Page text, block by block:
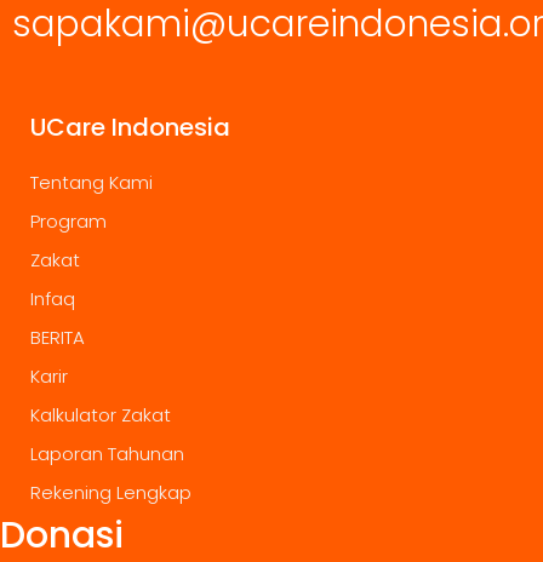
UCare Indonesia
Tentang Kami
Program
Zakat
Infaq
BERITA
Karir
Kalkulator Zakat
Laporan Tahunan
Rekening Lengkap
Donasi